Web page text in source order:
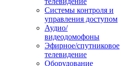
Системы контроля и
управления доступом
Аудио/
видеодомофоны
Эфирное/спутниковое
телевидение
Оборудование